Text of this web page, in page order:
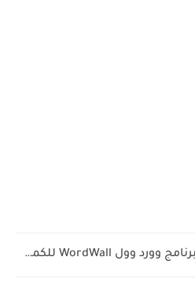
تحميل برنامج وورد وول WordWall للكمبيوتر مجانا